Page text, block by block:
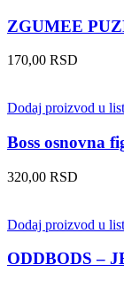
ZGUMEE
170,00 RSD
Dodaj proizvod u
Boss osnovna
320,00 RSD
Dodaj proizvod u
ODDBODS –